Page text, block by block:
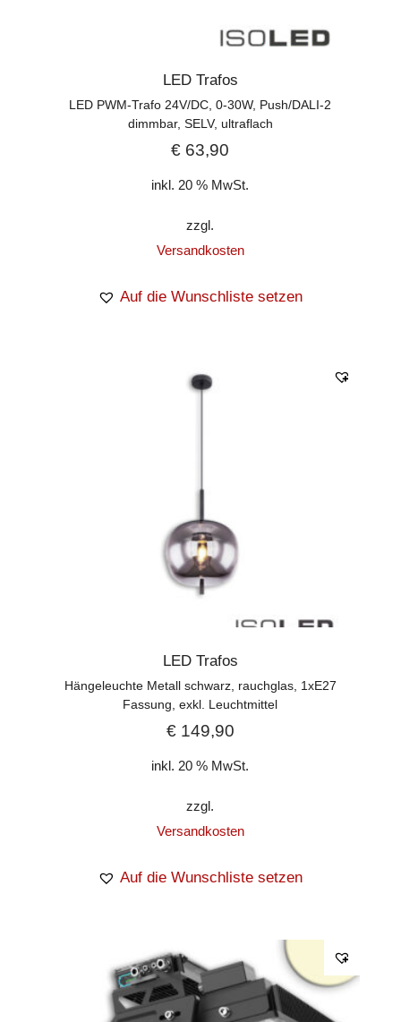
LED Trafos
LED PWM-Trafo 24V/DC, 0-30W, Push/DALI-2
dimmbar, SELV, ultraflach
€ 63,90
inkl. 20 % MwSt.
zzgl.
Versandkosten
Auf die Wunschliste setzen
LED Trafos
Hängeleuchte Metall schwarz, rauchglas, 1xE27
Fassung, exkl. Leuchtmittel
€149,90
inkl. 20 % MwSt.
zzgl.
Versandkosten
Auf die Wunschliste setzen